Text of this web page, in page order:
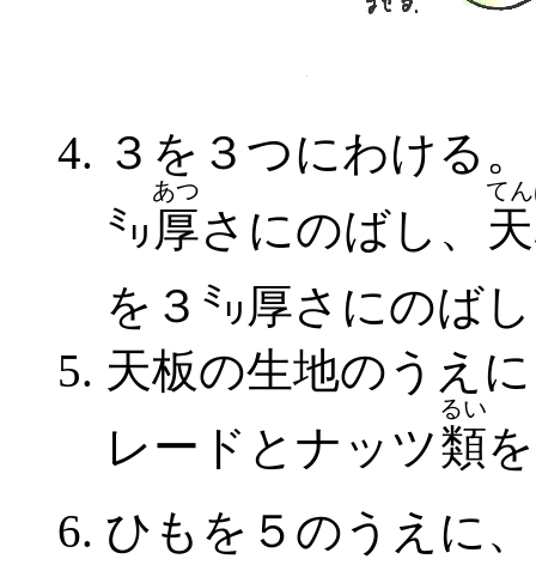
３を３つにわける
㍉ 厚
あつ
さにのばし、
て
を３㍉厚さにのば
天板の生地のうえ
レードとナッツ類
るい
ひもを５のうえに